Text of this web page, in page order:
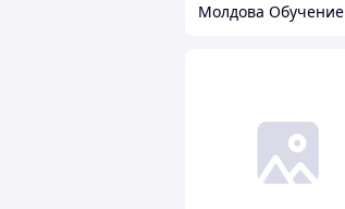
Молдова Обучение